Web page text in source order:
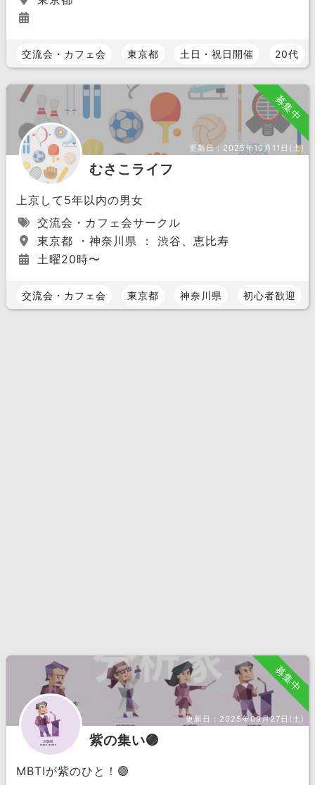
交流会・カフェ会 東京都 土日・祝日開催 20代
募集中
更新日： 2025年10月11日(土)
むさこライフ
上京して5年以内の男女
交流会・カフェ会サークル
東京都 ・神奈川県 ： 渋谷、恵比寿
土曜20時〜
交流会・カフェ会 東京都 神奈川県 初心者歓迎
募集中
更新日： 2025年09月27日(土)
紫の集い🟣
MBTIが紫のひと！🟣